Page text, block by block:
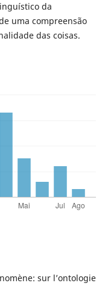
da
uma compreensão
das coisas.
sur l’ontologie